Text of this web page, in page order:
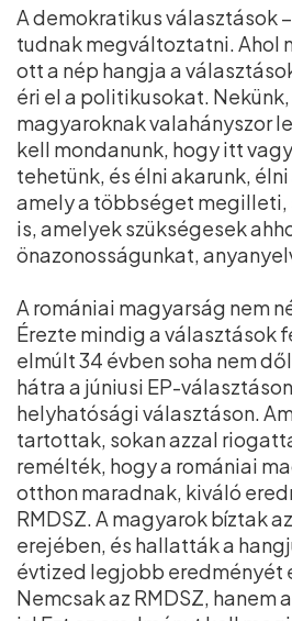
A demokratikus választások
tudnak megváltoztatni. Ahol
ott a nép hangja a
éri el a politikusokat.
magyaroknak valahányszor
kell mondanunk, hogy itt
tehetünk, és élni akarunk,
amely a többséget megilleti,
is, amelyek szükségesek
önazonosságunkat,
A romániai magyarság nem
Érezte mindig a választások
elmúlt 34 évben soha nem
hátra a júniusi EP-
helyhatósági választáson.
tartottak, sokan azzal
remélték, hogy a romániai
otthon maradnak, kiváló
RMDSZ. A magyarok bíztak
erejében, és hallatták a
évtized legjobb eredményét
Nemcsak az RMDSZ, hanem